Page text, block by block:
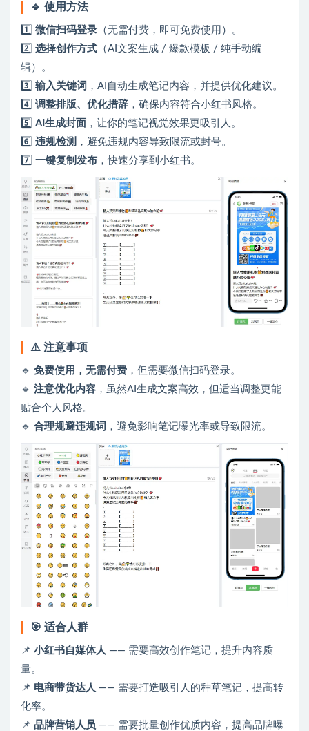
🔹 使用方法
1️⃣ 微信扫码登录 （无需付费，即可免费使用）。
2️⃣ 选择创作方式 （AI文案生成 / 爆款模板 / 纯手动编
辑）。
3️⃣ 输入关键词 ，AI自动生成笔记内容，并提供优化建议。
4️⃣ 调整排版、优化措辞 ，确保内容符合小红书风格。
5️⃣ AI生成封面 ，让你的笔记视觉效果更吸引人。
6️⃣ 违规检测 ，避免违规内容导致限流或封号。
7️⃣ 一键复制发布 ，快速分享到小红书。
⚠️ 注意事项
🔹 免费使用，无需付费 ，但需要微信扫码登录。
🔹 注意优化内容 ，虽然AI生成文案高效，但适当调整更能
贴合个人风格。
🔹 合理规避违规词 ，避免影响笔记曝光率或导致限流。
🎯 适合人群
📌 小红书自媒体人 —— 需要高效创作笔记，提升内容质
量。
📌 电商带货达人 —— 需要打造吸引人的种草笔记，提高转
化率。
📌 品牌营销人员 —— 需要批量创作优质内容，提高品牌曝